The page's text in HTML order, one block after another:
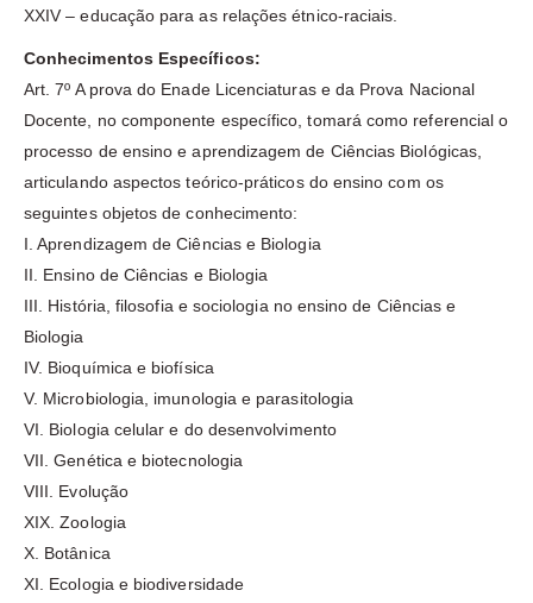
XXIV – educação para as relações étnico-raciais.
Conhecimentos Específicos:
Art. 7º A prova do Enade Licenciaturas e da Prova Nacional
Docente, no componente específico, tomará como referencial o
processo de ensino e aprendizagem de Ciências Biológicas,
articulando aspectos teórico-práticos do ensino com os
seguintes objetos de conhecimento:
I. Aprendizagem de Ciências e Biologia
II. Ensino de Ciências e Biologia
III. História, filosofia e sociologia no ensino de Ciências e
Biologia
IV. Bioquímica e biofísica
V. Microbiologia, imunologia e parasitologia
VI. Biologia celular e do desenvolvimento
VII. Genética e biotecnologia
VIII. Evolução
XIX. Zoologia
X. Botânica
XI. Ecologia e biodiversidade